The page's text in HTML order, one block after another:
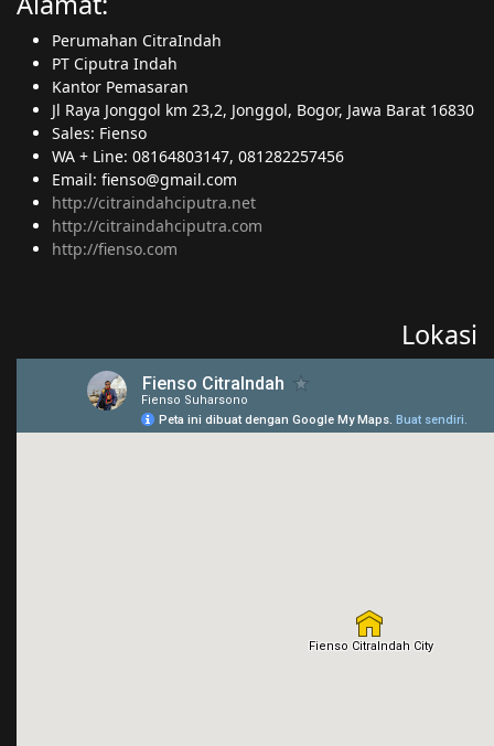
Perumahan CitraIndah
PT Ciputra Indah
Kantor Pemasaran
Jl Raya Jonggol km 23,2, Jonggol, Bogor, Jawa Barat 16830
Sales: Fienso
WA + Line: 08164803147, 081282257456
Email: fienso@gmail.com
http://citraindahciputra.net
http://citraindahciputra.com
http://fienso.com
Lokasi